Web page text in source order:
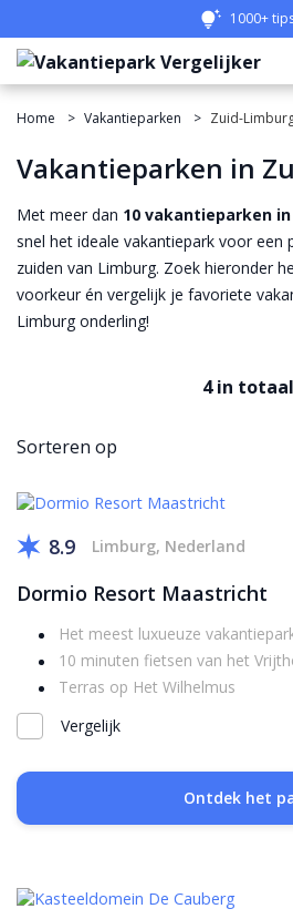
1000+
Home Vakantieparken Zuid-
Vakantieparken in
Met meer dan 10 vakantieparken
snel het ideale vakantiepark voor een
zuiden van Limburg. Zoek hieronder
voorkeur én vergelijk je favoriete
Limburg onderling!
4 in totaal
Sorteren op
8.9 Limburg, Nederland
Dormio Resort Maastricht
Het meest luxueuze
10 minuten fietsen van het
Terras op Het Wilhelmus
Vergelijk
Ontdek het